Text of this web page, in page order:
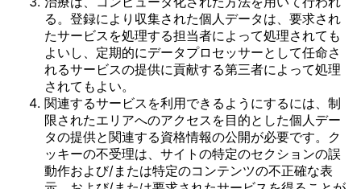
る。登録により収集された個人データは、要求され
たサービスを処理する担当者によって処理されても
よいし、定期的にデータプロセッサーとして任命さ
れるサービスの提供に貢献する第三者によって処理
されてもよい。
関連するサービスを利用できるようにするには、制
限されたエリアへのアクセスを目的とした個人デー
タの提供と関連する資格情報の公開が必要です。ク
ッキーの不受理は、サイトの特定のセクションの誤
動作および/または特定のコンテンツの不正確な表